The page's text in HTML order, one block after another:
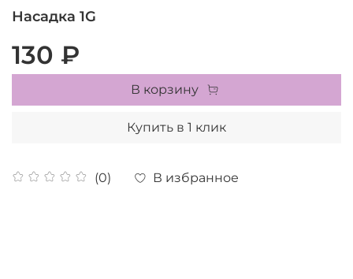
Насадка 1G
(0) В избранное
130 ₽
В корзину
Купить в 1 клик